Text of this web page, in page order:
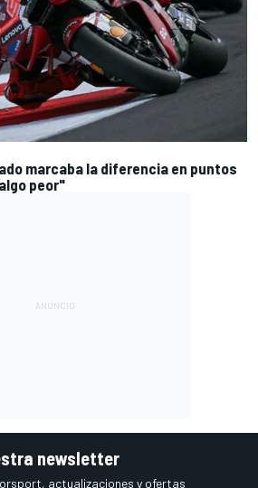
marcaba la diferencia en puntos
peor"
newsletter
actualizaciones y ofertas